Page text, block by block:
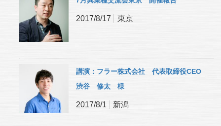
2017/8/17 東京
講演：フラー株式会社 代表取締役CEO
渋谷 修太 様
2017/8/1 新潟